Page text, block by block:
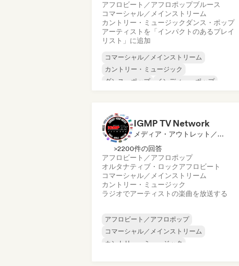
アフロビート／アフロポップブルース
コマーシャル／メインストリーム
カントリー・ミュージック ダンス・ポップ
アーティストを「インパクトのあるプレイ
リスト」に追加
コマーシャル／メインストリーム
カントリー・ミュージック
ダンス・ポップ
インディー・ポップ
IGMP TV Network
メディア・アウトレット／ジャーナリスト, ラジオ局
>2200件の回答
アフロビート／アフロポップ
オルタナティブ・ロックアフロビート
コマーシャル／メインストリーム
カントリー・ミュージック
ラジオでアーティストの楽曲を放送する
アフロビート／アフロポップ
コマーシャル／メインストリーム
カントリー・ミュージック